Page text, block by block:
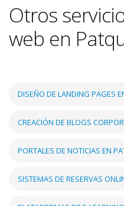
Otros
web en
DISEÑO DE LANDING PAGES
CREACIÓN DE BLOGS
PORTALES DE NOTICIAS EN
SISTEMAS DE RESERVAS